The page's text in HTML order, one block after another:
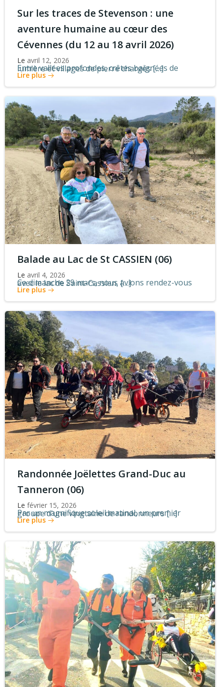
Sur les traces de Stevenson : une
aventure humaine au cœur des
Cévennes (du 12 au 18 avril 2026)
Le avril 12, 2026
Entre vallées profondes, crêtes baignées de lumière et villages de pierre chargés […]
Lire plus
Balade au Lac de St CASSIEN (06)
Le avril 4, 2026
Ce dimanche 29 mars, nous avions rendez-vous avec le lac de Saint-Cassien, […]
Lire plus
Randonnée Joëlettes Grand-Duc au
Tanneron (06)
Le février 15, 2026
Par un magnifique soleil matinal, un premier groupe d’une vingtaine de randonneurs […]
Lire plus